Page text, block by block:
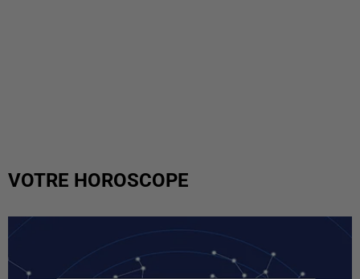
VOTRE HOROSCOPE